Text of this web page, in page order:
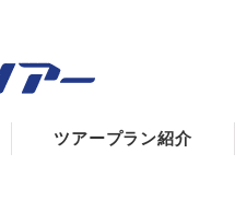
ツアープラン紹介